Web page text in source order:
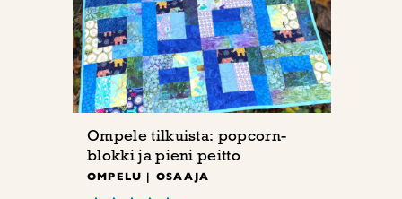
Ompele tilkuista: popcorn-
blokki ja pieni peitto
OMPELU | OSAAJA